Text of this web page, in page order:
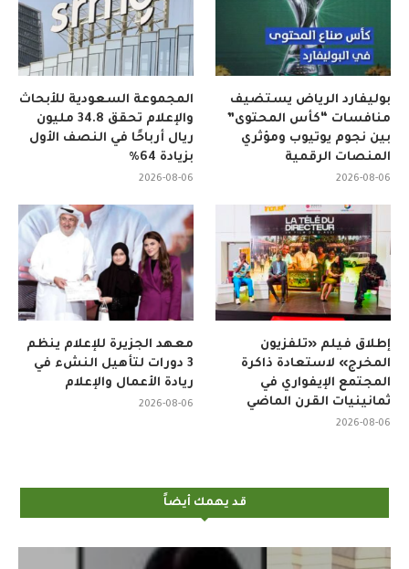
المجموعة السعودية للأبحاث
والإعلام تحقق 34.8 مليون
ريال أرباحًا في النصف الأول
بزيادة 64%
2026-08-06
بوليفارد الرياض يستضيف
منافسات “كأس المحتوى”
بين نجوم يوتيوب ومؤثري
المنصات الرقمية
2026-08-06
معهد الجزيرة للإعلام ينظم
3 دورات لتأهيل النشء في
ريادة الأعمال والإعلام
2026-08-06
إطلاق فيلم «تلفزيون
المخرج» لاستعادة ذاكرة
المجتمع الإيفواري في
ثمانينيات القرن الماضي
2026-08-06
قد يهمك أيضاً